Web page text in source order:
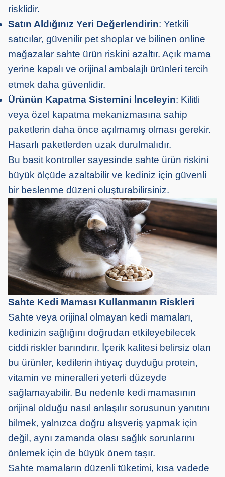
risklidir.
Satın Aldığınız Yeri Değerlendirin: Yetkili
satıcılar, güvenilir pet shoplar ve bilinen online
mağazalar sahte ürün riskini azaltır. Açık mama
yerine kapalı ve orijinal ambalajlı ürünleri tercih
etmek daha güvenlidir.
Ürünün Kapatma Sistemini İnceleyin: Kilitli
veya özel kapatma mekanizmasına sahip
paketlerin daha önce açılmamış olması gerekir.
Hasarlı paketlerden uzak durulmalıdır.
Bu basit kontroller sayesinde sahte ürün riskini
büyük ölçüde azaltabilir ve kediniz için güvenli
bir beslenme düzeni oluşturabilirsiniz.
Sahte Kedi Maması Kullanmanın Riskleri
Sahte veya orijinal olmayan kedi mamaları,
kedinizin sağlığını doğrudan etkileyebilecek
ciddi riskler barındırır. İçerik kalitesi belirsiz olan
bu ürünler, kedilerin ihtiyaç duyduğu protein,
vitamin ve mineralleri yeterli düzeyde
sağlamayabilir. Bu nedenle kedi mamasının
orijinal olduğu nasıl anlaşılır sorusunun yanıtını
bilmek, yalnızca doğru alışveriş yapmak için
değil, aynı zamanda olası sağlık sorunlarını
önlemek için de büyük önem taşır.
Sahte mamaların düzenli tüketimi, kısa vadede